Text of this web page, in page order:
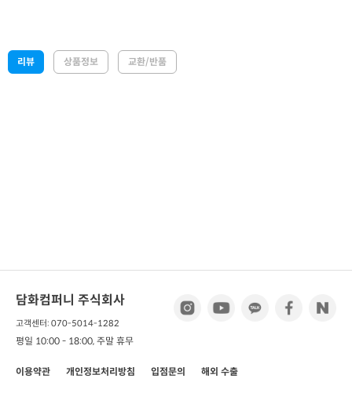
리뷰 상품정보 교환/반품
담화컴퍼니 주식회사
고객센터: 070-5014-1282
평일 10:00 - 18:00, 주말 휴무
이용약관 개인정보처리방침 입점문의 해외 수출